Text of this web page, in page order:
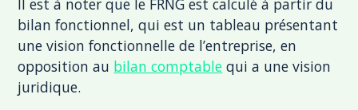
bilan fonctionnel, qui est un tableau présentant
une vision fonctionnelle de l’entreprise, en
opposition au bilan comptable qui a une vision
juridique.